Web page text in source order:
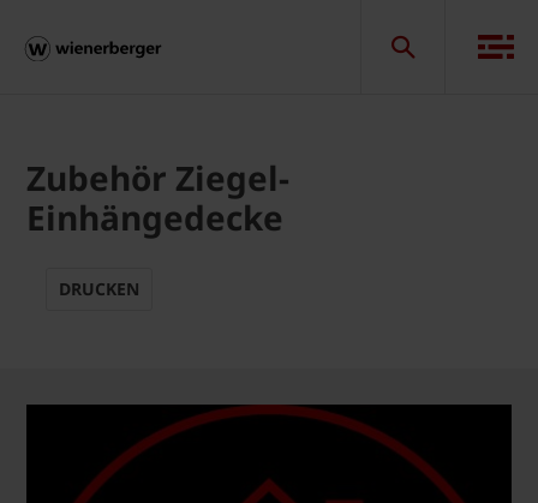
Zubehör Ziegel-
Einhängedecke
DRUCKEN